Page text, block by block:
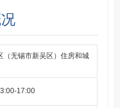
（无锡市新吴区）住房和城
17:00